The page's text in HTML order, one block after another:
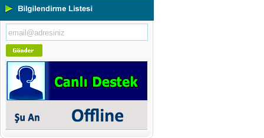
Ölçüm Cihazları
Cihazları
Ultrasonik Kalınlık Ölçüm
Cihazları
Yüzey Pürüzlülük Ölçüm
Vİbrasyon Test Cihazları
Tork Ölçerler-Kuvvet Ölçerler
Mikroskoplar
Numune Hazırlama Cihazları
Profil Projektörler
Video Ölçüm Sistemleri